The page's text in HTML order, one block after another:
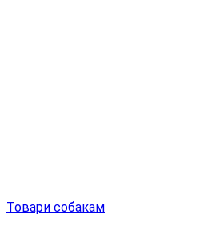
Товари собакам